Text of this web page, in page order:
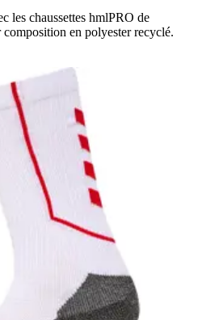
les chaussettes hmlPRO de
en polyester recyclé.